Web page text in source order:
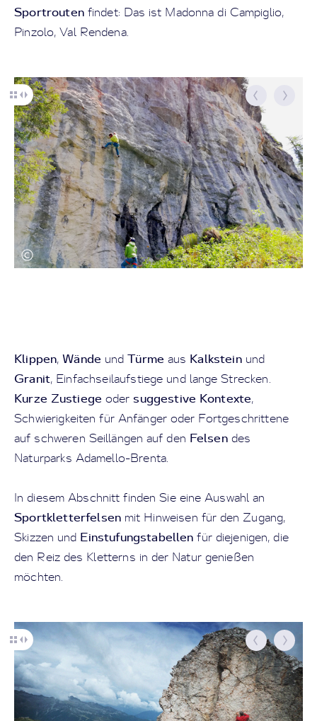
Sportroutenfindet: Das ist Madonna di Campiglio,
Pinzolo, Val Rendena.
Klippen, Wände undTürme aus Kalksteinund
Granit, Einfachseilaufstiege und lange Strecken.
Kurze Zustiege oder suggestive Kontexte,
Schwierigkeiten für Anfänger oder Fortgeschrittene
auf schweren Seillängen auf den Felsendes
Naturparks Adamello-Brenta.
In diesem Abschnitt finden Sie eine Auswahl an
Sportkletterfelsen mit Hinweisen für den Zugang,
Skizzen und Einstufungstabellen für diejenigen, die
den Reiz des Kletterns in der Natur genießen
möchten.